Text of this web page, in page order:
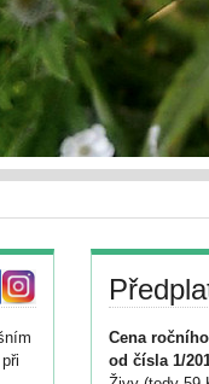
Cena
od čísla 1/